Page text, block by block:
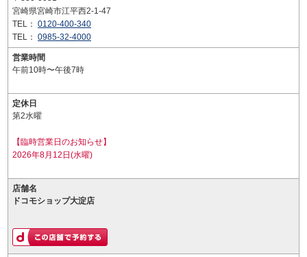
宮崎県宮崎市江平西2-1-47
TEL： 0120-400-340
TEL： 0985-32-4000
営業時間
午前10時〜午後7時
定休日
第2水曜
【臨時営業日のお知らせ】
2026年8月12日(水曜)
店舗名
ドコモショップ大淀店